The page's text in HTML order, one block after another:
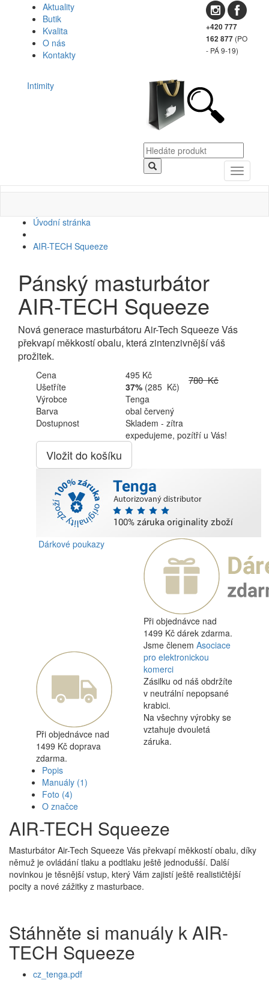
Aktuality
Butik
Kvalita
O nás
Kontakty
+420 777
162 877 (PO
- PÁ 9-19)
Intimity
Toggle
Úvodní stránka
AIR-TECH Squeeze
Pánský masturbátor
AIR-TECH Squeeze
Nová generace masturbátoru Air-Tech Squeeze Vás
překvapí měkkostí obalu, která zintenzivnější váš
prožitek.
Cena 780 Kč
495 Kč
Ušetříte
37% (285 Kč)
Výrobce
Tenga
Barva
obal červený
Dostupnost
Skladem - zítra
expedujeme, pozítří u Vás!
Vložit do košíku
Dárkové poukazy
Při objednávce nad
1499 Kč dárek zdarma.
Při objednávce nad
1499 Kč doprava
zdarma.
Jsme členem Asociace
pro elektronickou
komerci
Zásilku od náš obdržíte
v neutrální nepopsané
krabici.
Na všechny výrobky se
vztahuje dvouletá
záruka.
Popis
Manuály (1)
Foto (4)
O značce
AIR-TECH Squeeze
Masturbátor Air-Tech Squeeze Vás překvapí měkkostí obalu, díky
němuž je ovládání tlaku a podtlaku ještě jednodušší. Další
novinkou je těsnější vstup, který Vám zajistí ještě realističtější
pocity a nové zážitky z masturbace.
Stáhněte si manuály k AIR-
TECH Squeeze
cz_tenga.pdf